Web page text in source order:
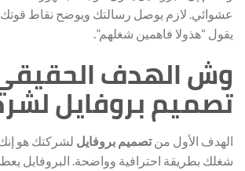
عشوائي. لازم يوصل رسالتك ويوضح نقاط قوتك
يقول “هذولا فاهمين شغلهم”.
وش الهدف
تصميم بروفايل
الهدف الأول منتصميم بروفايل لشركتك هو
شغلك بطريقة احترافية وواضحة. البروفايل